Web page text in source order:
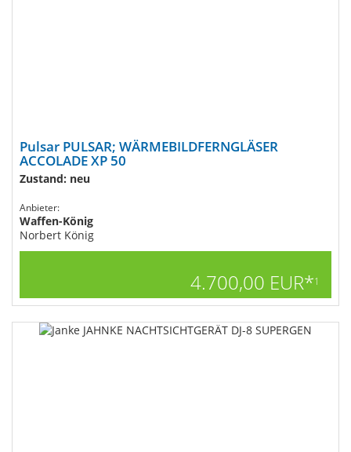
Pulsar PULSAR; WÄRMEBILDFERNGLÄSER
ACCOLADE XP 50
Zustand: neu
Anbieter:
Waffen-König
Norbert König
4.700,00 EUR*1